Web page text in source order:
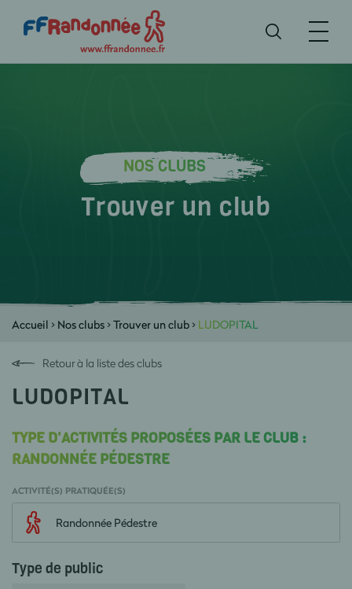
NOS CLUBS
Trouver un club
Accueil > Nos clubs>Trouver un club> LUDOPITAL
Retour à la liste des clubs
LUDOPITAL
TYPE D'ACTIVITÉS PROPOSÉES PAR LE CLUB :
RANDONNÉE PÉDESTRE
ACTIVITÉ(S) PRATIQUÉE(S)
Randonnée Pédestre
Type de public